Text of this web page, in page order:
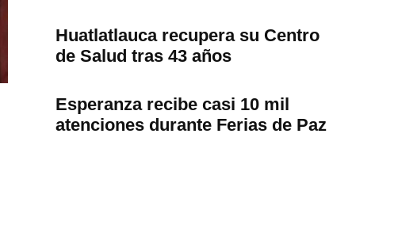
Huatlatlauca recupera su Centro
de Salud tras 43 años
Esperanza recibe casi 10 mil
atenciones durante Ferias de Paz